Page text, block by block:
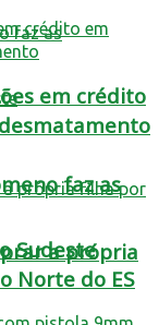
faz as
Sudeste
em crédito
a própria
Norte do ES